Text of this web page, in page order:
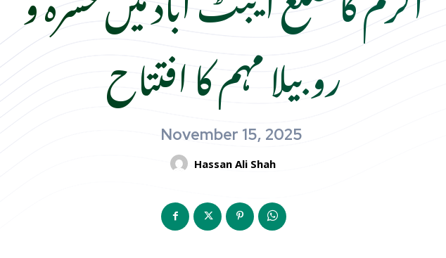
روبیلا مہم کا افتتاح
November 15, 2025
Hassan Ali Shah